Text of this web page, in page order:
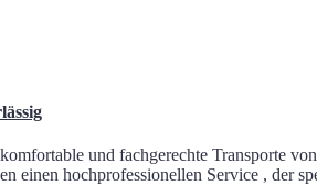
und fachgerechte Transporte
einen hochprofessionellen Service , der